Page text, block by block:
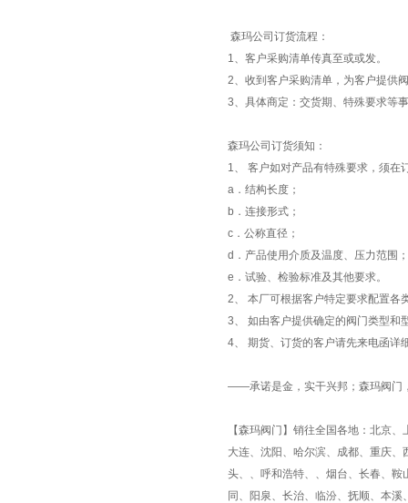
森玛公司订货流程：
1、客户采购清单传真至或或发。
2、收到客户采购清单，为客户提供
3、具体商定：交货期、特殊要求等
森玛公司订货须知：
1、 客户如对产品有特殊要求，须在
a．结构长度；
b．连接形式；
c．公称直径；
d．产品使用介质及温度、压力范围；
e．试验、检验标准及其他要求。
2、 本厂可根据客户特定要求配置各
3、 如由客户提供确定的阀门类型和
4、 期货、订货的客户请先来电函详
——承诺是金，实干兴邦；森玛阀
【森玛阀门】销往全国各地：北京
大连、沈阳、哈尔滨、成都、重庆
头、、呼和浩特、、烟台、长春、
同、阳泉、长治、临汾、抚顺、本